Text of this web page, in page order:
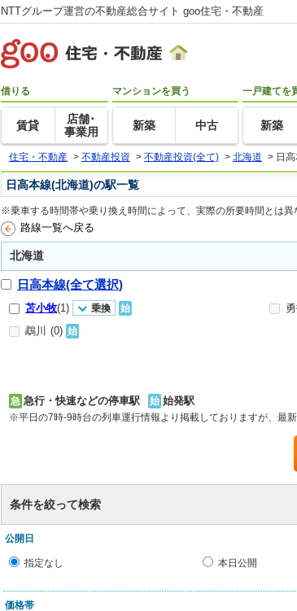
NTTグループ運営の不動産総合サイト goo住宅・不動産
借りる
賃貸
店舗･
事業用
マンションを買う
新築 中古
一戸建てを
新築
住宅・不動産 > 不動産投資 > 不動産投資(全て) > 北海道 > 日
日高本線(北海道)の駅一覧
※乗車する時間帯や乗り換え時間によって、実際の所要時間とは異
路線一覧へ戻る
北海道
日高本線(全て選択)
苫小牧(1) 乗換 始
鵡川
(0) 始
急 急行・快速などの停車駅 始 始発駅
※平日の7時-9時台の列車運行情報より掲載しておりますが、最
条件を絞って検索
公開日
指定なし 本日公開
価格帯